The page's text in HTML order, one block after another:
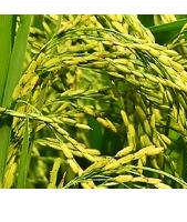
释放并快速补充营养
作为补氮肥使用：
倍喷施，在开花前期
果期及采摘后各施一
间隔2-3周喷施一次
作为叶面肥喷施使用
料【产品剂型】水剂
品规格】5kg、20kg
指标】有机质≥200g/
N+K2O70g/L、
8.5、水不溶物≤50g/
行标准】NY/T3831-